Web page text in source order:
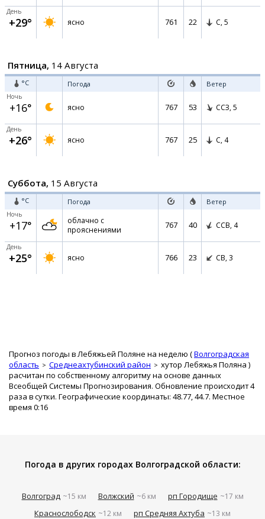
День
+29° ясно 761 22 С, 5
Пятница, 14 Августа
°C Погода Ветер
Ночь
+16° ясно 767 53 ССЗ, 5
День
+26° ясно 767 25 С, 4
Суббота, 15 Августа
°C Погода Ветер
Ночь
+17°
облачно с
прояснениями
767 40 ССВ, 4
День
+25° ясно 766 23 СВ, 3
Прогноз погоды в Лебяжьей Поляне на неделю (Волгоградская
область
Среднеахтубинский район хутор Лебяжья Поляна )
расчитан по собственному алгоритму на основе данных
Всеобщей Системы Прогнозирования. Обновление происходит 4
раза в сутки. Географические координаты: 48.77, 44.7. Местное
время 0:16
Погода в других городах Волгоградской области:
Волгоград ~15 км Волжский ~6 км рп Городище ~17 км
Краснослободск ~12 км рп Средняя Ахтуба ~13 км